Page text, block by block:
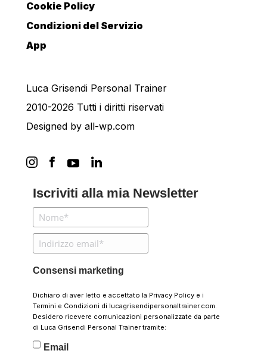
Cookie Policy
Condizioni del Servizio
App
Luca Grisendi Personal Trainer
2010-2026 Tutti i diritti riservati
Designed by all-wp.com
Iscriviti alla mia Newsletter
Consensi marketing
Dichiaro di aver letto e accettato la Privacy Policye i
Termini e Condizioni di lucagrisendipersonaltrainer.com.
Desidero ricevere comunicazioni personalizzate da parte
di Luca Grisendi Personal Trainer tramite:
Email